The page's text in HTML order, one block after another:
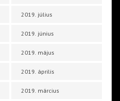
2019. július
2019. június
2019. május
2019. április
2019. március